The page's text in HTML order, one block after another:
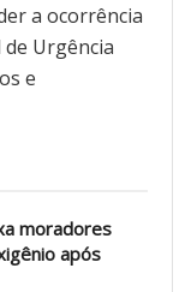
a ocorrência
Urgência
e
moradores
após